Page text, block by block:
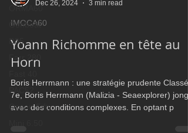
ORMA60
Gunboat
D35
Farr 280
PAC52
Ocean Fifty
Dec 26, 2024
3 min read
IMOCA60
Yoann Richomme en tête au
Horn
Boris Herrmann : une stratégie prudente Classé
7e, Boris Herrmann (Malizia - Seaexplorer)
avec des conditions complexes. En optant p